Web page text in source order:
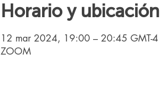
Horario y ubicación
12 mar 2024, 19:00 – 20:45 GMT-4
ZOOM